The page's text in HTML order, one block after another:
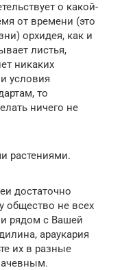
о какой-
от времени (это
орхидея, как и
листья,
никаких
условия
то
ничего не
растениями.
достаточно
общество не всех
рядом с Вашей
араукария
их в разные